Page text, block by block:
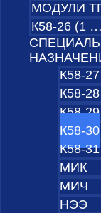
МОДУЛИ
К58-26 (1
К58-27
К58-28
К58-29
К58-30
К58-31
МИК
МИЧ
НЭЭ